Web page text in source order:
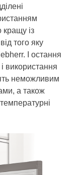
кращу із
того яку
І остання
використання
неможливим
а також